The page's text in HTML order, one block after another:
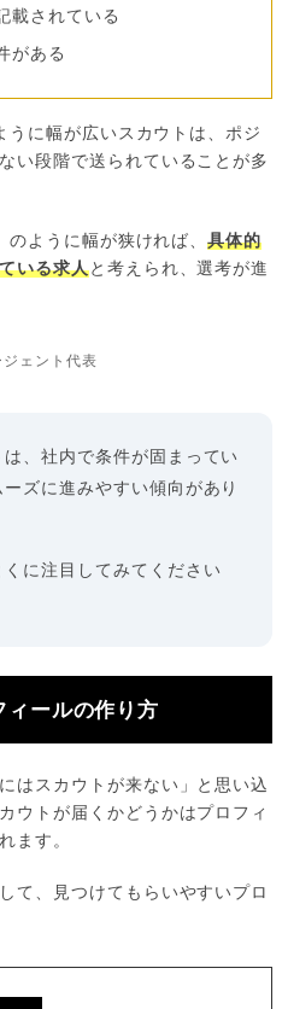
載されている
がある
うに幅が広いスカウトは、ポジ
い段階で送られていることが多
のように幅が狭ければ、具体的
いる求人と考えられ、選考が進
ェント代表
、社内で条件が固まってい
ズに進みやすい傾向があり
に注目してみてください
ィールの作り方
はスカウトが来ない」と思い込
ウトが届くかどうかはプロフィ
ます。
て、見つけてもらいやすいプロ